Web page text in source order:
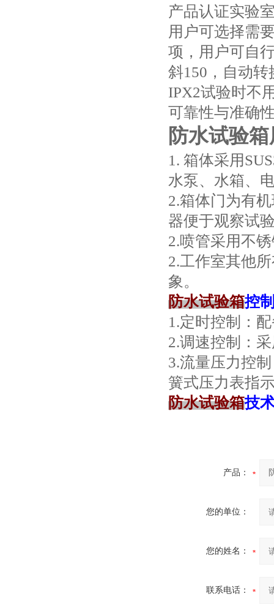
产品认证实验
用户可选择需
项，用户可自
斜150，自动
IPX2试验时不
可靠性与准确
防水试验
1. 箱体采用
水泵、水箱、
2.箱体门为有
器便于观察试
2.喷管采用不
2.工作室其他
象。
防水试验箱控
1.定时控制：
2.调速控制：
3.流量压力控
簧式压力表指
防水试验箱技
产品：
您的单位：
您的姓名：
联系电话：